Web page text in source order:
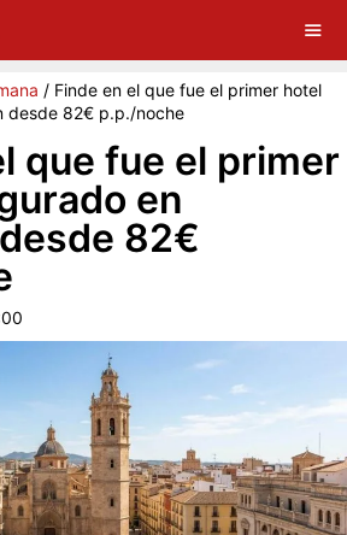
/ Finde en el que fue el primer hotel
desde 82€ p.p./noche
que fue el primer
en
82€
en Google ×